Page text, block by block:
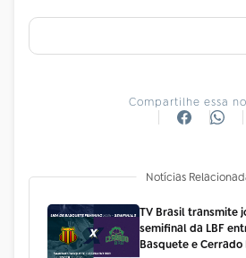
Compartilhe essa
Notícias
TV Brasil transmite
semifinal da LBF
Basquete e Cerrado